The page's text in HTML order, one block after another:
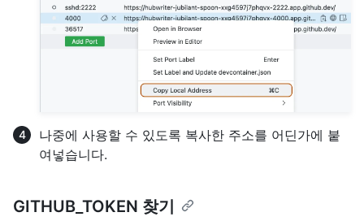
나중에 사용할 수 있도록 복사한 주소를 어딘가에 붙
여넣습니다.
GITHUB_TOKEN 찾기